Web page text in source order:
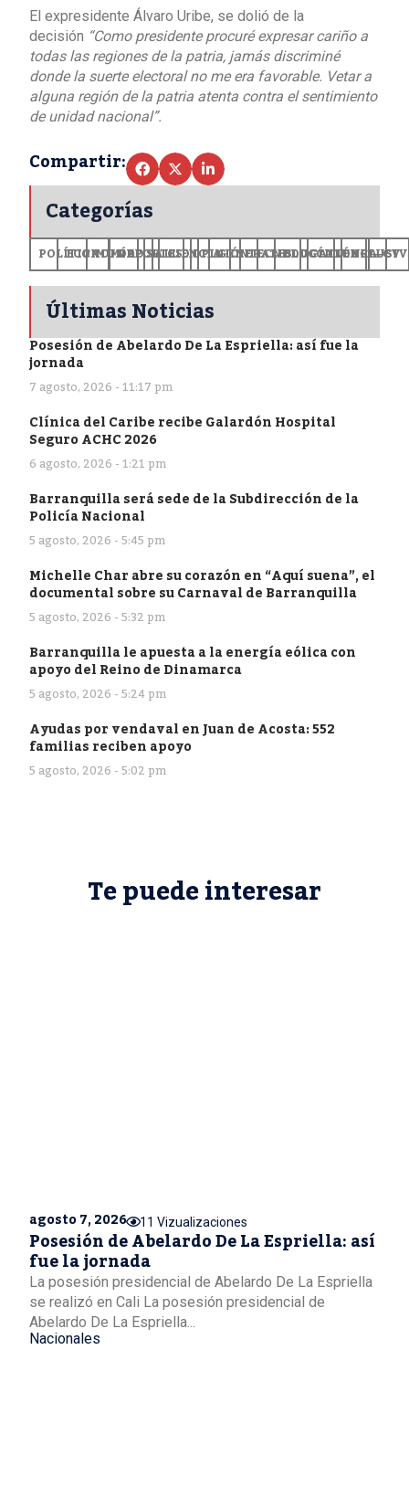
El expresidente Álvaro Uribe, se dolió de la
decisión “Como presidente procuré expresar cariño a
todas las regiones de la patria, jamás discriminé
donde la suerte electoral no me era favorable. Vetar a
alguna región de la patria atenta contra el sentimiento
de unidad nacional”.
Compartir:
Categorías
POLÍTICA
ECONOMÍA
MUNDODEPORTES
SALUDCIENCIA
OPINIÓN
GENERALES
TECNOLOGÍA
EDUCACIÓN
CULTURA+CV
Últimas Noticias
Posesión de Abelardo De La Espriella: así fue la
jornada
7 agosto, 2026 - 11:17 pm
Clínica del Caribe recibe Galardón Hospital
Seguro ACHC 2026
6 agosto, 2026 - 1:21 pm
Barranquilla será sede de la Subdirección de la
Policía Nacional
5 agosto, 2026 - 5:45 pm
Michelle Char abre su corazón en “Aquí suena”, el
documental sobre su Carnaval de Barranquilla
5 agosto, 2026 - 5:32 pm
Barranquilla le apuesta a la energía eólica con
apoyo del Reino de Dinamarca
5 agosto, 2026 - 5:24 pm
Ayudas por vendaval en Juan de Acosta: 552
familias reciben apoyo
5 agosto, 2026 - 5:02 pm
Te puede interesar
agosto 7, 2026 11 Vizualizaciones
Posesión de Abelardo De La Espriella: así
fue la jornada
La posesión presidencial de Abelardo De La Espriella
se realizó en Cali La posesión presidencial de
Abelardo De La Espriella...
Nacionales